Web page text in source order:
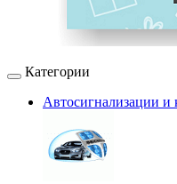
Категории
Автосигнализации